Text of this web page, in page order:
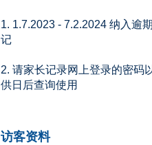
1. 1.7.2023 - 7.2.2024 纳入逾
记
2. 请家长记录网上登录的密码
供日后查询使用
访客资料